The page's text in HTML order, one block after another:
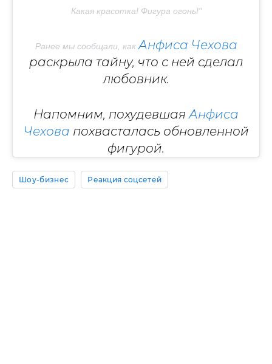
Какая красотка! Фигура огонь!"
Ранее мы сообщали, какАнфиса Чехова
раскрыла тайну, что с ней сделал
любовник.
Напомним, похудевшаяАнфиса
Чехова похвасталась обновленной
фигурой.
Шоу-бизнес Реакция соцсетей